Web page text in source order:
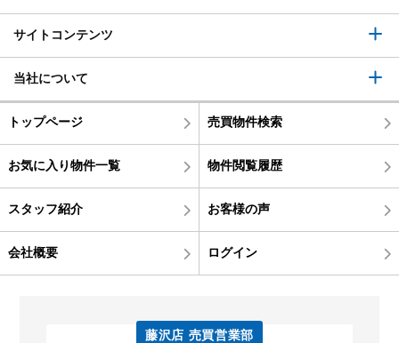
サイトコンテンツ
当社について
トップページ 売買物件検索
お気に入り物件一覧 物件閲覧履歴
スタッフ紹介 お客様の声
会社概要 ログイン
藤沢店 売買営業部